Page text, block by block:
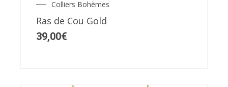
Colliers Bohèmes
Ras de Cou Gold
39,00€